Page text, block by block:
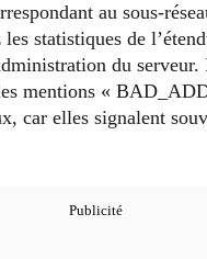
au sous-
statistiques de
du serveur.
mentions «
car elles signalent